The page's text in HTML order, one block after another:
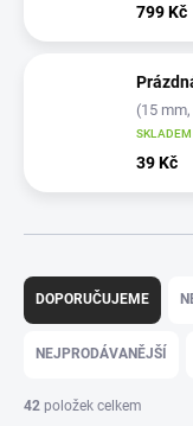
799 Kč
(15
SKLADEM
39 Kč
Ř
z
í
DOPORUČUJEME
NEJPRODÁVANĚJŠÍ
42 položek celkem